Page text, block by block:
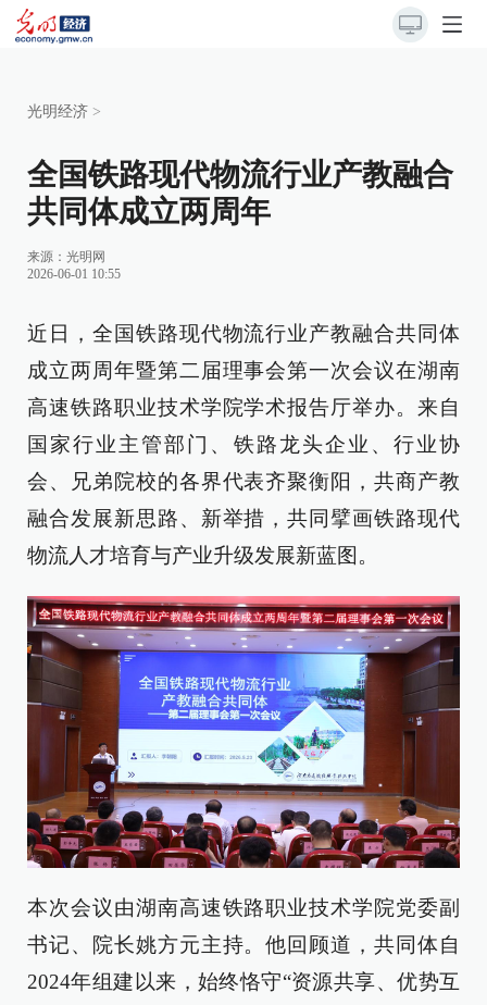
光明经济 >
全国铁路现代物流行业产教融合
共同体成立两周年
来源： 光明网
2026-06-01 10:55
近日，全国铁路现代物流行业产教融合共同体
成立两周年暨第二届理事会第一次会议在湖南
高速铁路职业技术学院学术报告厅举办。来自
国家行业主管部门、铁路龙头企业、行业协
会、兄弟院校的各界代表齐聚衡阳，共商产教
融合发展新思路、新举措，共同擘画铁路现代
物流人才培育与产业升级发展新蓝图。
本次会议由湖南高速铁路职业技术学院党委副
书记、院长姚方元主持。他回顾道，共同体自
2024年组建以来，始终恪守“资源共享、优势互